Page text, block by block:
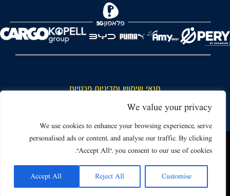
We value your privacy
We use cookies to enhance your browsing experience, serve
personalised ads or content, and analyse our traffic. By clicking
"Accept All", you consent to our use of cookies.
Customise
Reject All
Accept All
FOREVER
תנאי שימוש ומדיניות פרטיות
כללי כניסה והתנהגות באצטדיון ותנאי שימוש בכרטיסים
דרושים
צור קשר
Powered by
האתר שאתה גולש בו עשוי להשתמש בעוגיות (קוקיז) ובטכנולוגיות דומות.
על ידי כניסה לאתר אתה מאשר את תנאי השימוש הכוללים שימוש בעוגיות
(קוקיז).
אישור